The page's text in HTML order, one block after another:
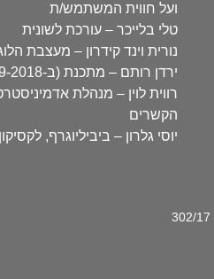
ועל חווית המשתמש/ת
טלי בלייכר – עורכת לשונית
נורית וינד קידרון – מעצבת
ירדן רותם – מתכנת (ב-2019-2018)
רווית לוין – מנהלת
הקשרים
יוסי גלרון – ביביליוגרף,